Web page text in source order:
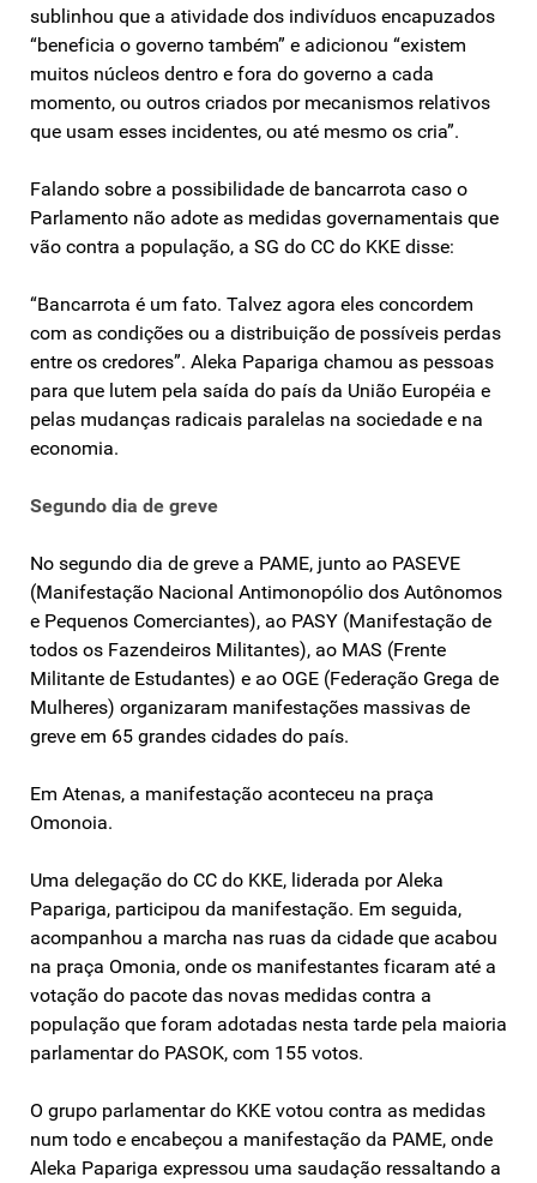
sublinhou que a atividade dos indivíduos encapuzados
“beneficia o governo também” e adicionou “existem
muitos núcleos dentro e fora do governo a cada
momento, ou outros criados por mecanismos relativos
que usam esses incidentes, ou até mesmo os cria”.
Falando sobre a possibilidade de bancarrota caso o
Parlamento não adote as medidas governamentais que
vão contra a população, a SG do CC do KKE disse:
“Bancarrota é um fato. Talvez agora eles concordem
com as condições ou a distribuição de possíveis perdas
entre os credores”. Aleka Papariga chamou as pessoas
para que lutem pela saída do país da União Européia e
pelas mudanças radicais paralelas na sociedade e na
economia.
Segundo dia de greve
No segundo dia de greve a PAME, junto ao PASEVE
(Manifestação Nacional Antimonopólio dos Autônomos
e Pequenos Comerciantes), ao PASY (Manifestação de
todos os Fazendeiros Militantes), ao MAS (Frente
Militante de Estudantes) e ao OGE (Federação Grega de
Mulheres) organizaram manifestações massivas de
greve em 65 grandes cidades do país.
Em Atenas, a manifestação aconteceu na praça
Omonoia.
Uma delegação do CC do KKE, liderada por Aleka
Papariga, participou da manifestação. Em seguida,
acompanhou a marcha nas ruas da cidade que acabou
na praça Omonia, onde os manifestantes ficaram até a
votação do pacote das novas medidas contra a
população que foram adotadas nesta tarde pela maioria
parlamentar do PASOK, com 155 votos.
O grupo parlamentar do KKE votou contra as medidas
num todo e encabeçou a manifestação da PAME, onde
Aleka Papariga expressou uma saudação ressaltando a